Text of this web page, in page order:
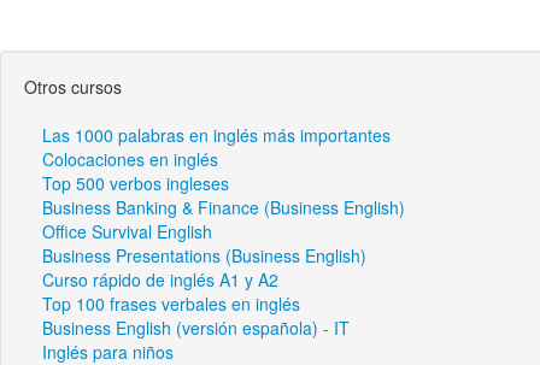
Otros cursos
Las 1000 palabras en inglés más importantes
Colocaciones en inglés
Top 500 verbos ingleses
Business Banking & Finance (Business English)
Office Survival English
Business Presentations (Business English)
Curso rápido de inglés A1 y A2
Top 100 frases verbales en inglés
Business English (versión española) - IT
Inglés para niños